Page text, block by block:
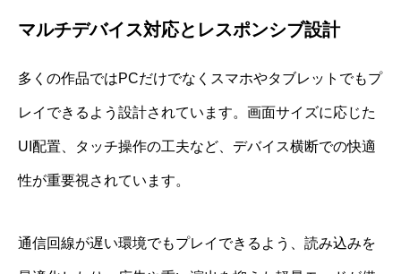
マルチデバイス対応とレスポンシブ設計
多くの作品ではPCだけでなくスマホやタブレットでもプ
レイできるよう設計されています。画面サイズに応じた
UI配置、タッチ操作の工夫など、デバイス横断での快適
性が重要視されています。
通信回線が遅い環境でもプレイできるよう、読み込みを